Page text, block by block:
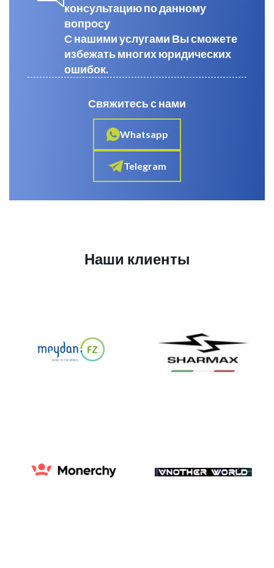
консультацию по данному
вопросу
С нашими услугами Вы сможете
избежать многих юридических
ошибок.
Свяжитесь с нами
Whatsapp
Telegram
Наши клиенты